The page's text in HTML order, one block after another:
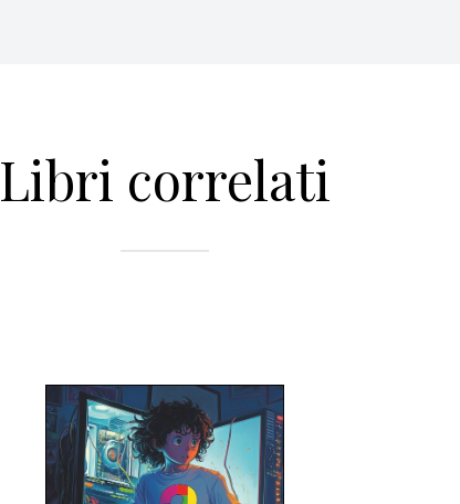
Libri correlati